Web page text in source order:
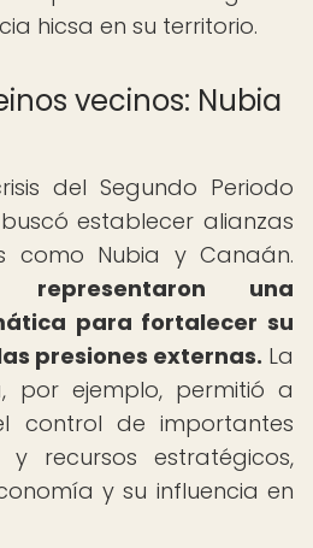
hicsa en su territorio.
vecinos: Nubia
del Segundo Periodo
establecer alianzas
como Nubia y Canaán.
representaron una
para fortalecer su
presiones externas. La
por ejemplo, permitió a
control de importantes
y recursos estratégicos,
y su influencia en